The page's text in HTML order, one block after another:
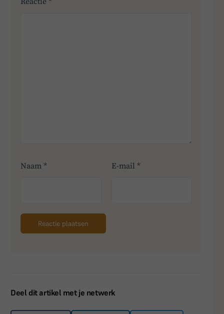
Naam* E-mail *
Deel dit artikel met je netwerk